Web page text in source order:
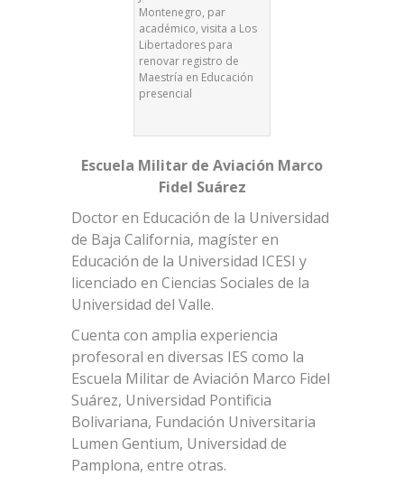
Montenegro, par
académico, visita a Los
Libertadores para
renovar registro de
Maestría en Educación
presencial
Escuela Militar de Aviación Marco
Fidel Suárez
Doctor en Educación de la Universidad
de Baja California, magíster en
Educación de la Universidad ICESI y
licenciado en Ciencias Sociales de la
Universidad del Valle.
Cuenta con amplia experiencia
profesoral en diversas IES como la
Escuela Militar de Aviación Marco Fidel
Suárez, Universidad Pontificia
Bolivariana, Fundación Universitaria
Lumen Gentium, Universidad de
Pamplona, entre otras.